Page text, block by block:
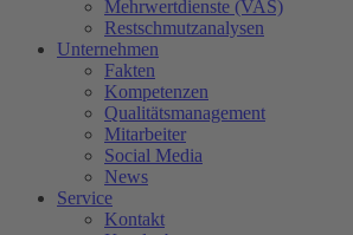
Mehrwertdienste (VAS)
Restschmutzanalysen
Unternehmen
Fakten
Kompetenzen
Qualitätsmanagement
Mitarbeiter
Social Media
News
Service
Kontakt